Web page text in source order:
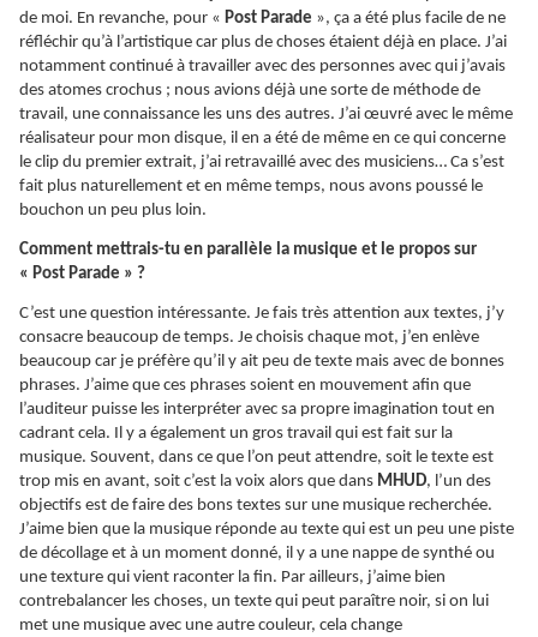
de moi. En revanche, pour « Post Parade », ça a été plus facile de ne
réfléchir qu’à l’artistique car plus de choses étaient déjà en place. J’ai
notamment continué à travailler avec des personnes avec qui j’avais
des atomes crochus ; nous avions déjà une sorte de méthode de
travail, une connaissance les uns des autres. J’ai œuvré avec le même
réalisateur pour mon disque, il en a été de même en ce qui concerne
le clip du premier extrait, j’ai retravaillé avec des musiciens… Ca s’est
fait plus naturellement et en même temps, nous avons poussé le
bouchon un peu plus loin.
Comment mettrais-tu en parallèle la musique et le propos sur
« Post Parade » ?
C’est une question intéressante. Je fais très attention aux textes, j’y
consacre beaucoup de temps. Je choisis chaque mot, j’en enlève
beaucoup car je préfère qu’il y ait peu de texte mais avec de bonnes
phrases. J’aime que ces phrases soient en mouvement afin que
l’auditeur puisse les interpréter avec sa propre imagination tout en
cadrant cela. Il y a également un gros travail qui est fait sur la
musique. Souvent, dans ce que l’on peut attendre, soit le texte est
trop mis en avant, soit c’est la voix alors que dans MHUD, l’un des
objectifs est de faire des bons textes sur une musique recherchée.
J’aime bien que la musique réponde au texte qui est un peu une piste
de décollage et à un moment donné, il y a une nappe de synthé ou
une texture qui vient raconter la fin. Par ailleurs, j’aime bien
contrebalancer les choses, un texte qui peut paraître noir, si on lui
met une musique avec une autre couleur, cela change